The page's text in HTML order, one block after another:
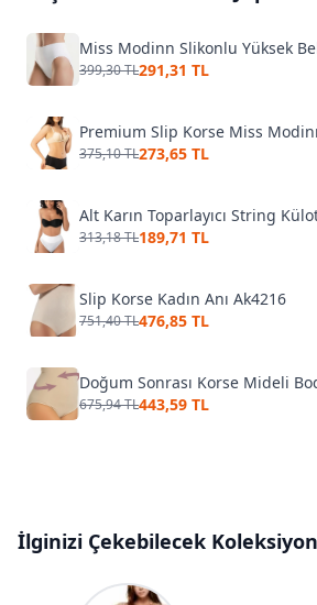
399,30 TL291,31 TL
Premium Slip Korse Miss
375,10 TL273,65 TL
313,18 TL189,71 TL
Slip Korse Kadın Anı Ak4216
751,40 TL476,85 TL
675,94 TL443,59 TL
İlginizi Çekebilecek